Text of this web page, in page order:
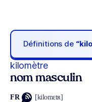
Définitions de
kilomètre
nom masculin
FR [kilomɛtʀ]